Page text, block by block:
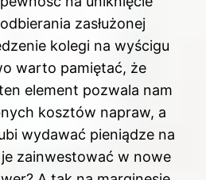
zasłużonej
kolegi na wyścigu
warto pamiętać, że
element pozwala nam
kosztów napraw, a
wydawać pieniądze na
zainwestować w nowe